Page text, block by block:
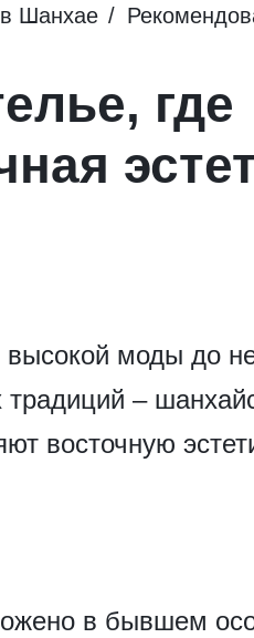
в Шанхае
где
моды до
–
восточную
в бывшем